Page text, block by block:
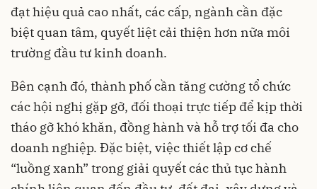
đạt hiệu quả cao nhất, các cấp, ngành cần đặc
biệt quan tâm, quyết liệt cải thiện hơn nữa môi
trường đầu tư kinh doanh.
Bên cạnh đó, thành phố cần tăng cường tổ chức
các hội nghị gặp gỡ, đối thoại trực tiếp để kịp thời
tháo gỡ khó khăn, đồng hành và hỗ trợ tối đa cho
doanh nghiệp. Đặc biệt, việc thiết lập cơ chế
“luồng xanh” trong giải quyết các thủ tục hành